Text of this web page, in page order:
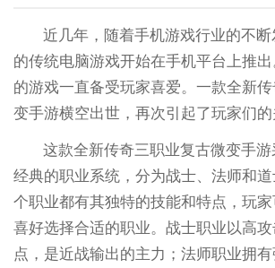
近几年，随着手机游戏行业的不
的传统电脑游戏开始在手机平台上推
的游戏一直备受玩家喜爱。一款全新
变手游横空出世，再次引起了玩家们的
这款全新传奇三职业复古微变手
经典的职业系统，分为战士、法师和
个职业都有其独特的技能和特点，玩
喜好选择合适的职业。战士职业以高
点，是近战输出的主力；法师职业拥